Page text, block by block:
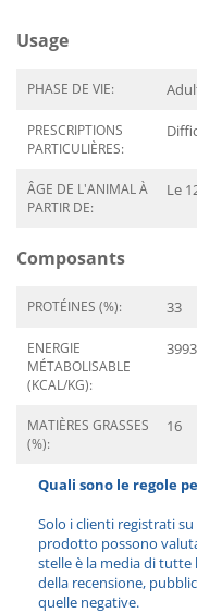
Usage
PHASE DE VIE:
PRESCRIPTIONS
PARTICULIÈRES:
ÂGE DE L'ANIMAL À
PARTIR DE:
Le
Composants
PROTÉINES (%): 33
ENERGIE
MÉTABOLISABLE
(KCAL/KG):
3993
MATIÈRES GRASSES
(%):
16
Quali sono le regole
Solo i clienti registrati su
prodotto possono
stelle è la media di tutte
della recensione,
quelle negative.